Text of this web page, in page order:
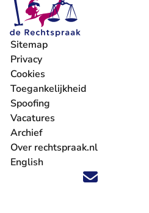
Volg ons op X (Twitter) - U
Volg ons op Facebook - U
Volg ons op Instagram -
Volg ons op
Volg ons op
'Blijf op de
Sitemap
Privacy
Cookies
Toegankelijkheid
Spoofing
Vacatures
- U verlaat Rechtspraak.nl
Archief
Over rechtspraak.nl
English